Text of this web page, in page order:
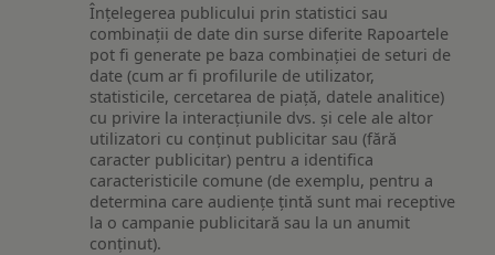
Înțelegerea publicului prin statistici sau
combinații de date din surse diferite Rapoartele
pot fi generate pe baza combinației de seturi de
date (cum ar fi profilurile de utilizator,
statisticile, cercetarea de piață, datele analitice)
cu privire la interacțiunile dvs. și cele ale altor
utilizatori cu conținut publicitar sau (fără
caracter publicitar) pentru a identifica
caracteristicile comune (de exemplu, pentru a
determina care audiențe țintă sunt mai receptive
la o campanie publicitară sau la un anumit
conținut).